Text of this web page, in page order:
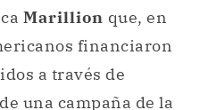
Marillion que, en
financiaron
a través de
una campaña de la